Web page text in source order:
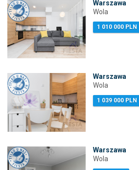
Warszawa
Wola
1 010 000 PLN
Warszawa
Wola
1 039 000 PLN
Warszawa
Wola